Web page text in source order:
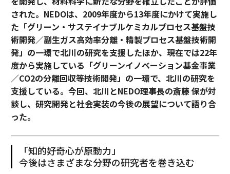
された。NEDOは、2009年度から13年度にかけて実施し
た「グリーン・サステイナブルケミカルプロセス基盤技
術開発／副生ガス高効率分離・精製プロセス基盤技術開
発」の一環で北川の研究を支援したほか、現在では22年
度から実施している「グリーンイノベーション基金事業
／CO2の分離回収等技術開発」の一環で、北川の研究を
支援している。今回、北川とNEDO理事長の斎藤 保が対
談し、研究開発と社会実装の今後の展望について語り合
った。
「知的好奇心が原動力」
今後はさまざまな分野の研究者を巻き込む